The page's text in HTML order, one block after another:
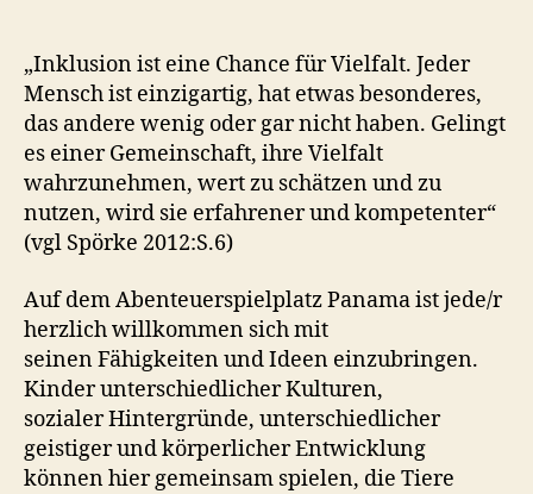
„Inklusion ist eine Chance für Vielfalt. Jeder
Mensch ist einzigartig, hat etwas besonderes,
das andere wenig oder gar nicht haben. Gelingt
es einer Gemeinschaft, ihre Vielfalt
wahrzunehmen, wert zu schätzen und zu
nutzen, wird sie erfahrener und kompetenter“
(vgl Spörke 2012:S.6)
Auf dem Abenteuerspielplatz Panama ist jede/r
herzlich willkommen sich mit
seinen Fähigkeiten und Ideen einzubringen.
Kinder unterschiedlicher Kulturen,
sozialer Hintergründe, unterschiedlicher
geistiger und körperlicher Entwicklung
können hier gemeinsam spielen, die Tiere